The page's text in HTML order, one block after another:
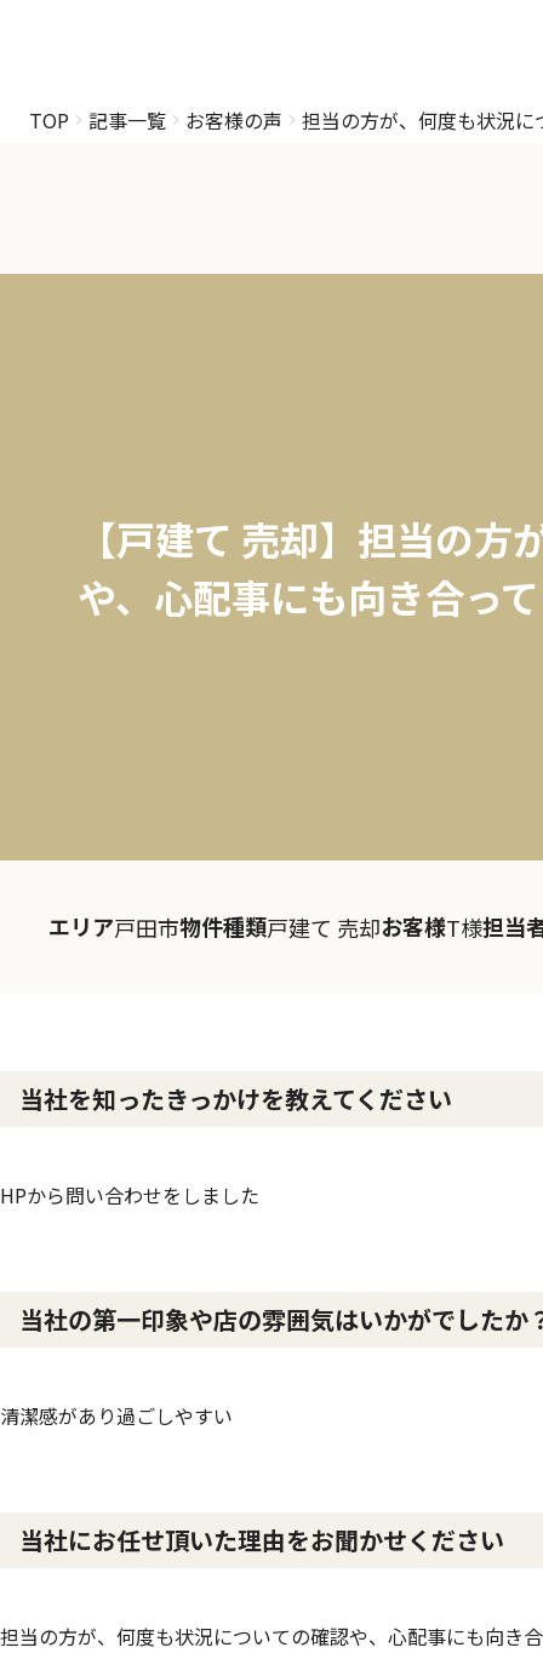
TOP 記事一覧 お客様の声 担当の方が、何度も状況
【戸建て 売却】担当の
や、心配事にも向き合っ
エリア戸田市物件種類戸建て 売却お客様T様担当
当社を知ったきっかけを教えてください
HPから問い合わせをしました
当社の第一印象や店の雰囲気はいかがでしたか
清潔感があり過ごしやすい
当社にお任せ頂いた理由をお聞かせください
担当の方が、何度も状況についての確認や、心配事にも向き